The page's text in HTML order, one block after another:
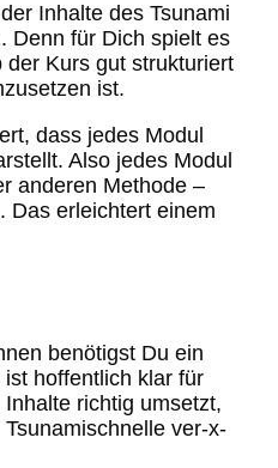
Inhalte des Tsunami
Denn für Dich spielt es
Kurs gut strukturiert
ist.
dass jedes Modul
Also jedes Modul
anderen Methode –
Das erleichtert einem
benötigst Du ein
hoffentlich klar für
richtig umsetzt,
ver-x-